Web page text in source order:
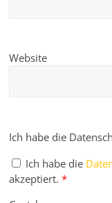
Website
Ich habe die
Ich habe die
akzeptiert. *